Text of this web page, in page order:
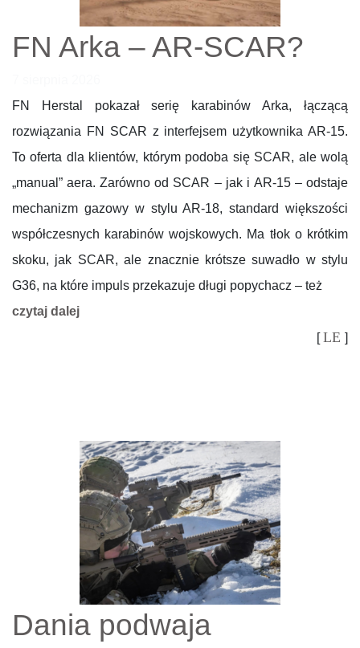
FN Arka – AR-SCAR?
FN Herstal pokazał serię karabinów Arka, łączącą
rozwiązania FN SCAR z interfejsem użytkownika AR-15.
To oferta dla klientów, którym podoba się SCAR, ale wolą
„manual” aera. Zarówno od SCAR – jak i AR-15 – odstaje
mechanizm gazowy w stylu AR-18, standard większości
współczesnych karabinów wojskowych. Ma tłok o krótkim
skoku, jak SCAR, ale znacznie krótsze suwadło w stylu
G36, na które impuls przekazuje długi popychacz – też
czytaj dalej
[LE ]
Dania podwaja